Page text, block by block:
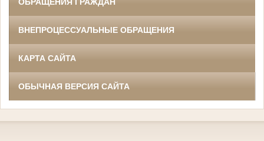
ВНЕПРОЦЕССУАЛЬНЫЕ ОБРАЩЕНИЯ
КАРТА САЙТА
ОБЫЧНАЯ ВЕРСИЯ САЙТА